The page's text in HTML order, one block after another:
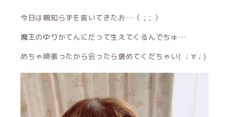
今日は親知らずを抜いてきたお…（ ; ; ）
魔王のゆりかてんにだって生えてくるんでちゅ…
めちゃ頑張ったから会ったら褒めてくだちゃい( ；∀；)